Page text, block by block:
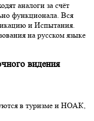
аналоги за счёт
функционала. Вся
и Испытания.
на русском языке
видения
в туризме и НОАК,